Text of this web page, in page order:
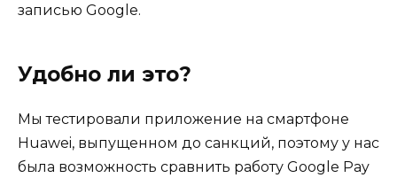
записью Google.
Удобно ли это?
Мы тестировали приложение на смартфоне
Huawei, выпущенном до санкций, поэтому у нас
была возможность сравнить работу Google Pay